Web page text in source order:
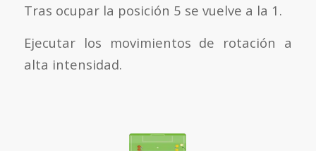
Tras ocupar la posición 5 se vuelve a la 1.
Ejecutar los movimientos de rotación a
alta intensidad.